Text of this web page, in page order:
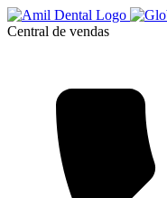
Central de vendas